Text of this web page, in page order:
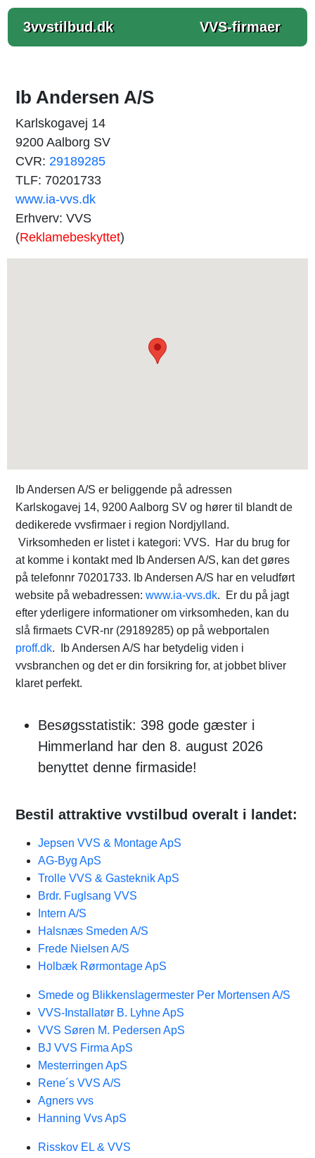
3vvstilbud.dk VVS-firmaer
Ib Andersen A/S
Karlskogavej 14
9200 Aalborg SV
CVR: 29189285
TLF: 70201733
www.ia-vvs.dk
Erhverv: VVS
(Reklamebeskyttet)
Ib Andersen A/S er beliggende på adressen
Karlskogavej 14, 9200 Aalborg SV og hører til blandt de
dedikerede vvsfirmaer i region Nordjylland.
Virksomheden er listet i kategori: VVS. Har du brug for
at komme i kontakt med Ib Andersen A/S, kan det gøres
på telefonnr 70201733. Ib Andersen A/S har en veludført
website på webadressen: www.ia-vvs.dk. Er du på jagt
efter yderligere informationer om virksomheden, kan du
slå firmaets CVR-nr (29189285) op på webportalen
proff.dk. Ib Andersen A/S har betydelig viden i
vvsbranchen og det er din forsikring for, at jobbet bliver
klaret perfekt.
Besøgsstatistik: 398 gode gæster i
Himmerland har den 8. august 2026
benyttet denne firmaside!
Bestil attraktive vvstilbud overalt i landet:
Jepsen VVS & Montage ApS
AG-Byg ApS
Trolle VVS & Gasteknik ApS
Brdr. Fuglsang VVS
Intern A/S
Halsnæs Smeden A/S
Frede Nielsen A/S
Holbæk Rørmontage ApS
Smede og Blikkenslagermester Per Mortensen A/S
VVS-Installatør B. Lyhne ApS
VVS Søren M. Pedersen ApS
BJ VVS Firma ApS
Mesterringen ApS
Rene´s VVS A/S
Agners vvs
Hanning Vvs ApS
Risskov EL & VVS